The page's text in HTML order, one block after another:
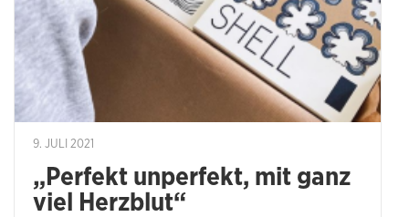
9. JULI 2021
„Perfekt unperfekt, mit ganz
viel Herzblut“